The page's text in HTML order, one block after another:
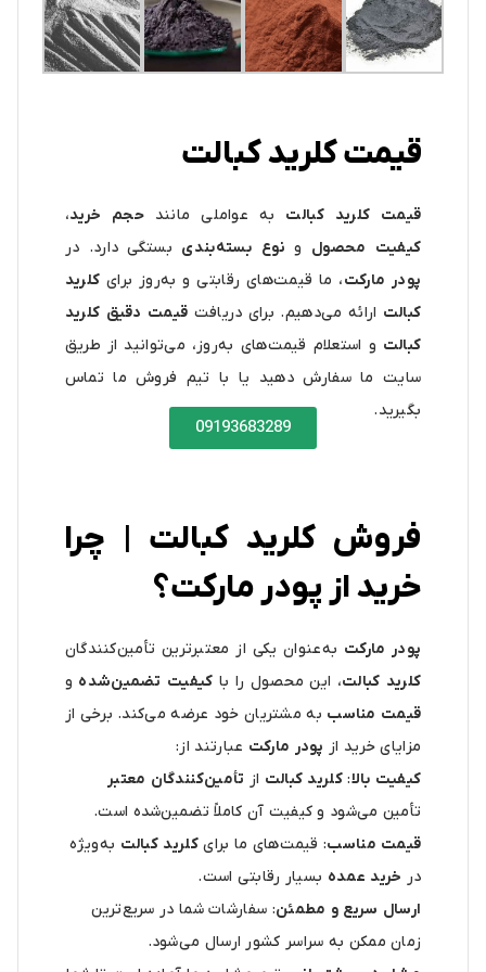
قیمت کلرید کبالت
قیمت کلرید کبالت به عواملی مانندحجم خرید،
کیفیت محصول و نوع بسته‌بندی بستگی دارد. در
پودر مارکت، ما قیمت‌های رقابتی و به‌روز برای کلرید
کبالت ارائه می‌دهیم. برای دریافت قیمت دقیق کلرید
کبالت و استعلام قیمت‌های به‌روز، می‌توانید از طریق
سایت ما سفارش دهید یا با تیم فروش ما تماس
بگیرید.
09193683289
فروش کلرید کبالت | چرا
خرید از پودر مارکت؟
پودر مارکت به‌عنوان یکی از معتبرترین تأمین‌کنندگان
کلرید کبالت، این محصول را با کیفیت تضمین‌شده و
قیمت مناسب به مشتریان خود عرضه می‌کند. برخی از
مزایای خرید از پودر مارکت عبارتند از:
کیفیت بالا: کلرید کبالت از تأمین‌کنندگان معتبر
تأمین می‌شود و کیفیت آن کاملاً تضمین‌شده است.
قیمت مناسب: قیمت‌های ما برایکلرید کبالت به‌ویژه
در خرید عمده بسیار رقابتی است.
ارسال سریع و مطمئن: سفارشات شما در سریع‌ترین
زمان ممکن به سراسر کشور ارسال می‌شود.